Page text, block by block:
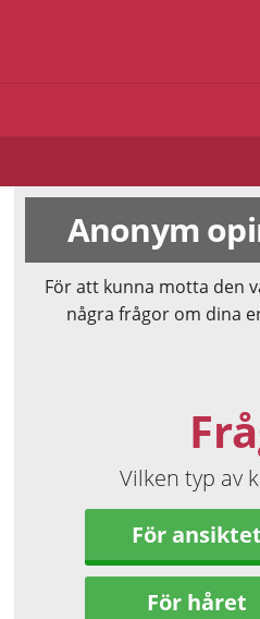
Anonym
För att kunna motta den
några frågor om dina
Vilken typ av
För ansiktet
För håret